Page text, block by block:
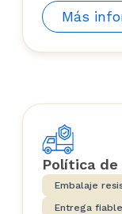
Más
Política
Embalaje
Entrega fiable